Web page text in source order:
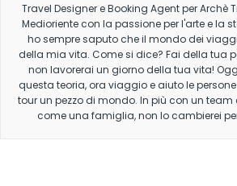
Travel Designer e Booking Agent per Archè
Medioriente con la passione per l'arte e la
ho sempre saputo che il mondo dei
della mia vita. Come si dice? Fai della tua
non lavorerai un giorno della tua vita!
questa teoria, ora viaggio e aiuto le
tour un pezzo di mondo. In più con un
come una famiglia, non lo cambierei